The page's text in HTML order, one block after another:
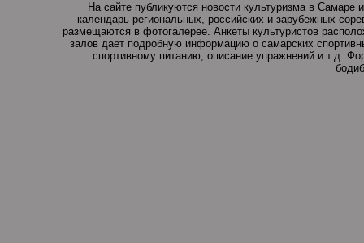
На сайте публикуются новости культуризма в
календарь региональных, российских и зарубежных
размещаются в фотогалерее. Анкеты культуристов
залов дает подробную информацию о самарских
спортивному питанию, описание упражнений и т.д.